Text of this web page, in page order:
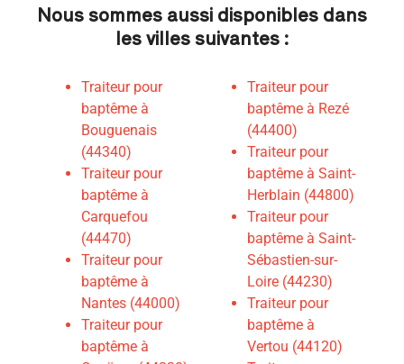
Nous sommes aussi disponibles dans
les villes suivantes :
Traiteur pour
baptême à
Bouguenais
(44340)
Traiteur pour
baptême à
Carquefou
(44470)
Traiteur pour
baptême à
Nantes (44000)
Traiteur pour
baptême à
Traiteur pour
baptême à Rezé
(44400)
Traiteur pour
baptême à Saint-
Herblain (44800)
Traiteur pour
baptême à Saint-
Sébastien-sur-
Loire (44230)
Traiteur pour
baptême à
Vertou (44120)